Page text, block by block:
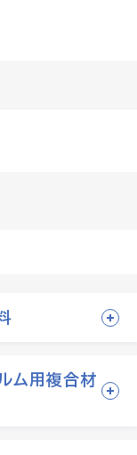
ム用複合材